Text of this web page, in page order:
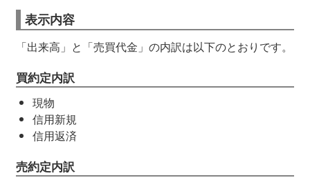
表示内容
「出来高」と「売買代金」の内訳は以下のとおりです。
買約定内訳
現物
信用新規
信用返済
売約定内訳